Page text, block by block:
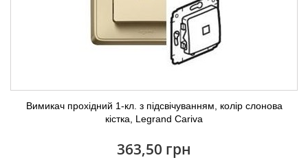
Вимикач прохідний 1-кл. з підсвічуванням, колір слонова
кістка, Legrand Cariva
363,50 грн